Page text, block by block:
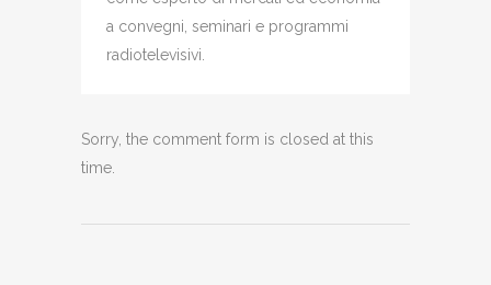
a convegni, seminari e programmi
radiotelevisivi.
Sorry, the comment form is closed at this
time.